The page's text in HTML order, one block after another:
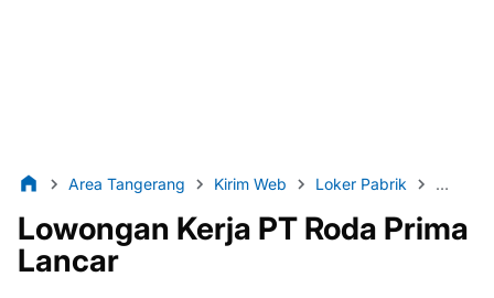
Area Tangerang Kirim Web Loker Pabrik
Lowongan Kerja PT Roda Prima
Lancar